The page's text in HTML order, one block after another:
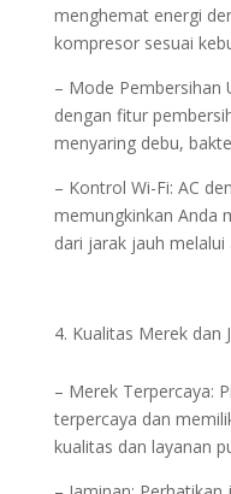
menghemat energi
kompresor sesuai
– Mode Pembersihan
dengan fitur
menyaring debu,
– Kontrol Wi-Fi: AC
memungkinkan Anda
dari jarak jauh
Kualitas Merek dan
– Merek Terpercaya:
terpercaya dan
kualitas dan layanan